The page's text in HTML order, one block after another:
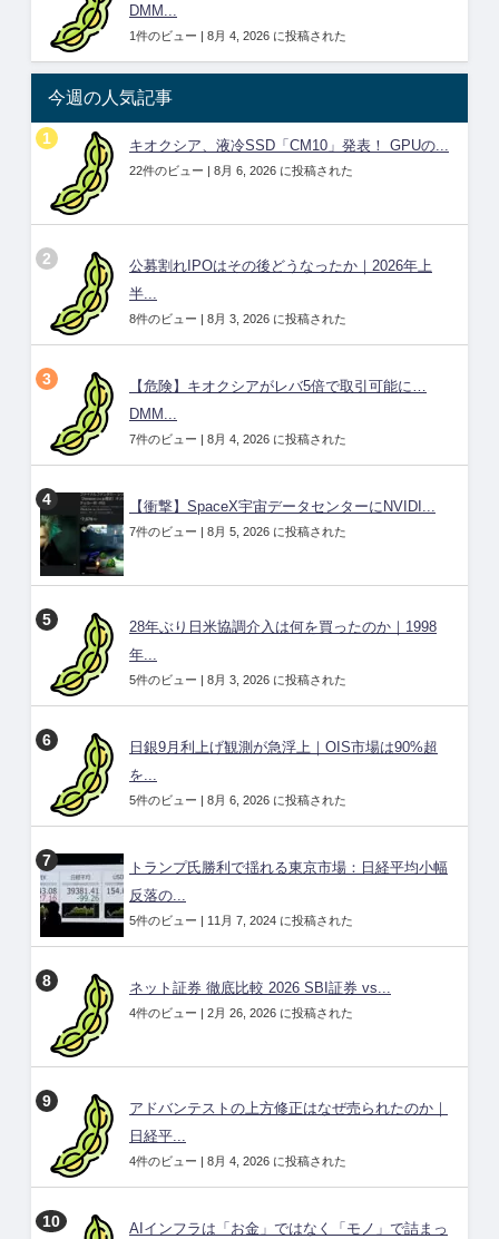
DMM...
1件のビュー | 8月 4, 2026 に投稿された
今週の人気記事
キオクシア、液冷SSD「CM10」発表！ GPUの...
22件のビュー | 8月 6, 2026 に投稿された
公募割れIPOはその後どうなったか｜2026年上
半...
8件のビュー | 8月 3, 2026 に投稿された
【危険】キオクシアがレバ5倍で取引可能に…
DMM...
7件のビュー | 8月 4, 2026 に投稿された
【衝撃】SpaceX宇宙データセンターにNVIDI...
7件のビュー | 8月 5, 2026 に投稿された
28年ぶり日米協調介入は何を買ったのか｜1998
年...
5件のビュー | 8月 3, 2026 に投稿された
日銀9月利上げ観測が急浮上｜OIS市場は90%超
を...
5件のビュー | 8月 6, 2026 に投稿された
トランプ氏勝利で揺れる東京市場：日経平均小幅
反落の...
5件のビュー | 11月 7, 2024 に投稿された
ネット証券 徹底比較 2026 SBI証券 vs...
4件のビュー | 2月 26, 2026 に投稿された
アドバンテストの上方修正はなぜ売られたのか｜
日経平...
4件のビュー | 8月 4, 2026 に投稿された
AIインフラは「お金」ではなく「モノ」で詰まっ